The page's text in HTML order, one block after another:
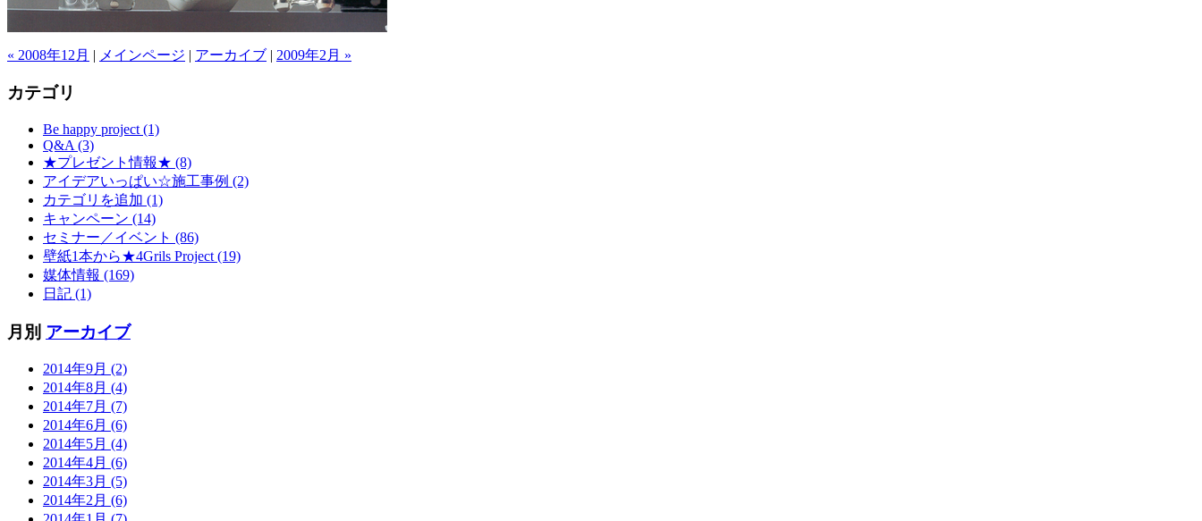
« 2008年12月 | メインページ | アーカイブ | 2009年2月 »
カテゴリ
Be happy project (1)
Q&A (3)
★プレゼント情報★ (8)
アイデアいっぱい☆施工事例 (2)
カテゴリを追加 (1)
キャンペーン (14)
セミナー／イベント (86)
壁紙1本から★4Grils Project (19)
媒体情報 (169)
日記 (1)
月別 アーカイブ
2014年9月 (2)
2014年8月 (4)
2014年7月 (7)
2014年6月 (6)
2014年5月 (4)
2014年4月 (6)
2014年3月 (5)
2014年2月 (6)